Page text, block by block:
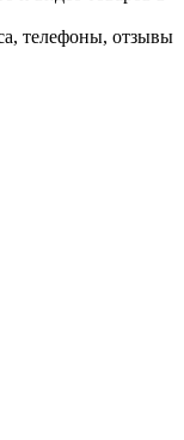
телефоны, отзывы